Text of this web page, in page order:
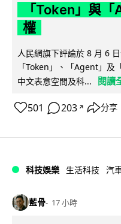
「Token」與
權
人民網旗下評論於 8 月 6
「Token」、「Agent」及
中文表意空間及科...
閱讀
501 203 ↗ 分享
科技娛樂 生活科技 汽
藍骨 17 小時